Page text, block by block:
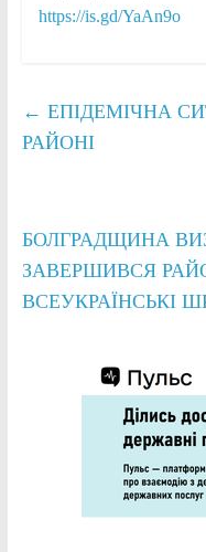
https://is.gd/YaAn9o
← ЕПІДЕМІЧНА
РАЙОНІ
БОЛГРАДЩИНА
ЗАВЕРШИВСЯ
ВСЕУКРАЇНСЬКІ